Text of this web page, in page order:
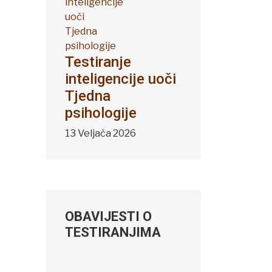
Testiranje
inteligencije uoči
Tjedna
psihologije
13 Veljača 2026
OBAVIJESTI O
TESTIRANJIMA